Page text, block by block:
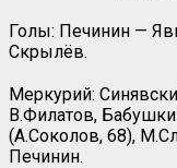
Голы: Печинин —
Скрылёв.
Меркурий:
В.Филатов,
(А.Соколов, 68),
Печинин.